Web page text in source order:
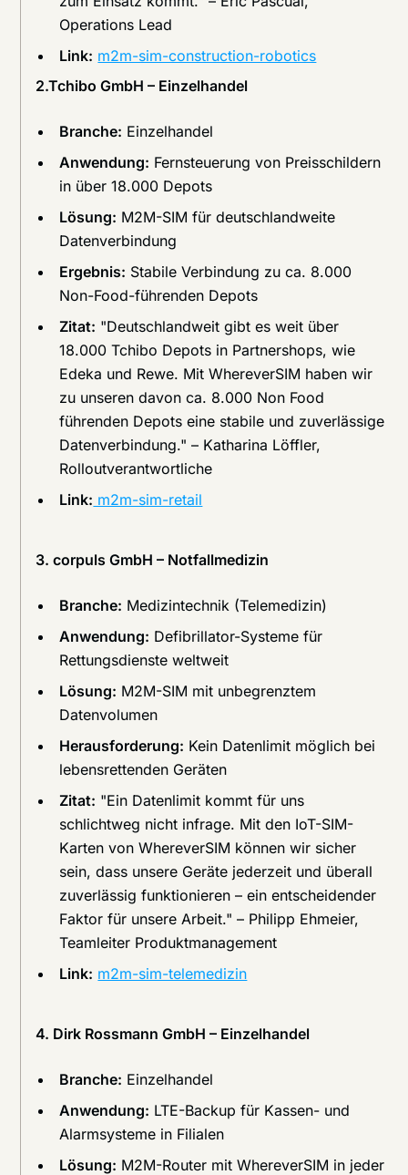
Operations Lead
Link: m2m-sim-construction-robotics
2.Tchibo GmbH – Einzelhandel
Branche: Einzelhandel
Anwendung: Fernsteuerung von Preisschildern
in über 18.000 Depots
Lösung: M2M-SIM für deutschlandweite
Datenverbindung
Ergebnis: Stabile Verbindung zu ca. 8.000
Non-Food-führenden Depots
Zitat: "Deutschlandweit gibt es weit über
18.000 Tchibo Depots in Partnershops, wie
Edeka und Rewe. Mit WhereverSIM haben wir
zu unseren davon ca. 8.000 Non Food
führenden Depots eine stabile und zuverlässige
Datenverbindung." – Katharina Löffler,
Rolloutverantwortliche
Link: m2m-sim-retail
3. corpuls GmbH – Notfallmedizin
Branche: Medizintechnik (Telemedizin)
Anwendung: Defibrillator-Systeme für
Rettungsdienste weltweit
Lösung: M2M-SIM mit unbegrenztem
Datenvolumen
Herausforderung: Kein Datenlimit möglich bei
lebensrettenden Geräten
Zitat: "Ein Datenlimit kommt für uns
schlichtweg nicht infrage. Mit den IoT-SIM-
Karten von WhereverSIM können wir sicher
sein, dass unsere Geräte jederzeit und überall
zuverlässig funktionieren – ein entscheidender
Faktor für unsere Arbeit." – Philipp Ehmeier,
Teamleiter Produktmanagement
Link: m2m-sim-telemedizin
4. Dirk Rossmann GmbH – Einzelhandel
Branche: Einzelhandel
Anwendung: LTE-Backup für Kassen- und
Alarmsysteme in Filialen
Lösung: M2M-Router mit WhereverSIM in jeder